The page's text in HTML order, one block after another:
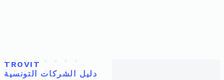
TROVIT
دليل الشركات التونسية